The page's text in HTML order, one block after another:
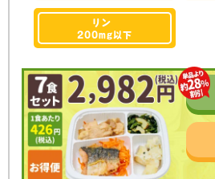
リン
200mg以下